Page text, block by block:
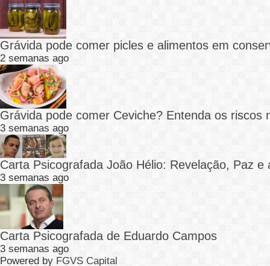
Grávida pode comer picles e alimentos em
2 semanas ago
Grávida pode comer Ceviche? Entenda os riscos
3 semanas ago
Carta Psicografada João Hélio: Revelação, Paz e
3 semanas ago
Carta Psicografada de Eduardo Campos
3 semanas ago
Powered by FGVS Capital